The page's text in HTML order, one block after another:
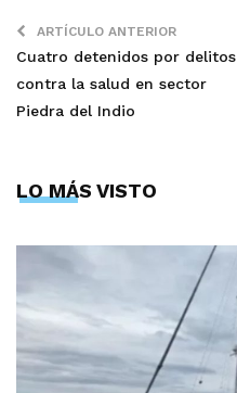
ARTÍCULO ANTERIOR
Cuatro detenidos por delitos
contra la salud en sector
Piedra del Indio
LO MÁS VISTO